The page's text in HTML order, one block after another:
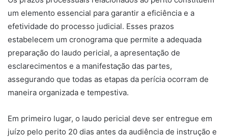
um elemento essencial para garantir a eficiência e a
efetividade do processo judicial. Esses prazos
estabelecem um cronograma que permite a adequada
preparação do laudo pericial, a apresentação de
esclarecimentos e a manifestação das partes,
assegurando que todas as etapas da perícia ocorram de
maneira organizada e tempestiva.
Em primeiro lugar, o laudo pericial deve ser entregue em
juízo pelo perito 20 dias antes da audiência de instrução e